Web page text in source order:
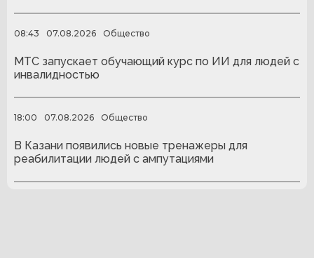
08:43 07.08.2026 Общество
МТС запускает обучающий курс по ИИ для людей с
инвалидностью
18:00 07.08.2026 Общество
В Казани появились новые тренажеры для
реабилитации людей с ампутациями